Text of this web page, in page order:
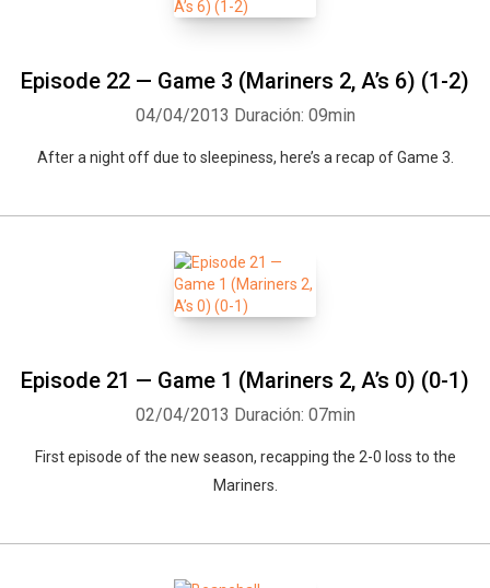
Episode 22 — Game 3 (Mariners 2, A’s 6) (1-2)
04/04/2013 Duración: 09min
After a night off due to sleepiness, here’s a recap of Game 3.
Episode 21 — Game 1 (Mariners 2, A’s 0) (0-1)
02/04/2013 Duración: 07min
First episode of the new season, recapping the 2-0 loss to the
Mariners.